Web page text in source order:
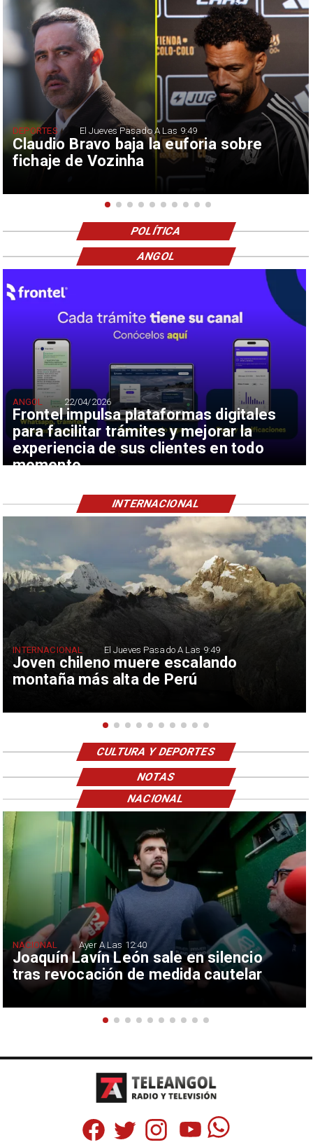
Claudio Bravo baja la euforia sobre
fichaje de Vozinha
DEPORTES El Jueves Pasado A Las 9:49
POLÍTICA
Frontel impulsa plataformas digitales
para facilitar trámites y mejorar la
experiencia de sus clientes en todo
momento
ANGOL 22/04/2026
ANGOL
Joven chileno muere escalando
montaña más alta de Perú
INTERNACIONAL El Jueves Pasado A Las 9:49
INTERNACIONAL
CULTURA Y DEPORTES
NOTAS
Joaquín Lavín León sale en silencio
tras revocación de medida cautelar
NACIONAL Ayer A Las 12:40
NACIONAL